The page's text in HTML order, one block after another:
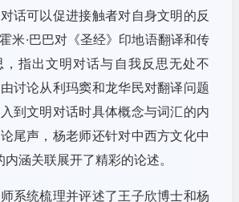
话可以促进接触者对自身文明的反
米·巴巴对《圣经》印地语翻译和传
指出文明对话与自我反思无处不
讨论从利玛窦和龙华民对翻译问题
到文明对话时具体概念与词汇的内
尾声，杨老师还针对中西方文化中
内涵关联展开了精彩的论述。
系统梳理并评述了王子欣博士和杨